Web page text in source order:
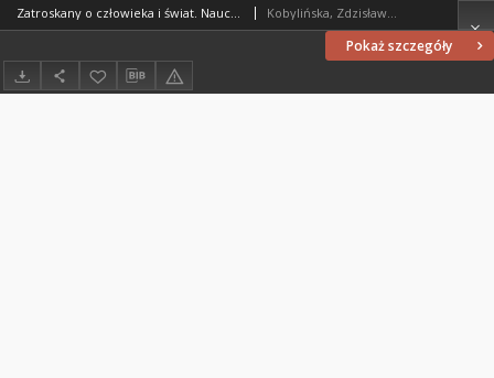
Pokaż szczegóły
Zatroskany o człowieka i świat. Nauczanie etyczno-społeczne Jana Pawła II. Wybrane zagadnienia, pod red. Henryka Skorowskiego : [recenzja] Kobylińska, Zdzisława (1965- )